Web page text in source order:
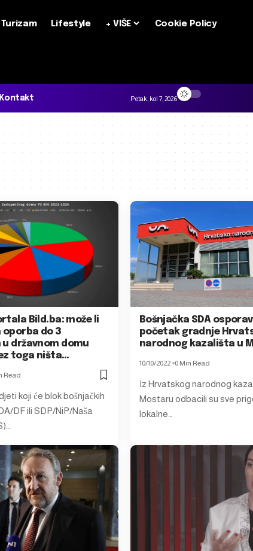
Turizam Lifestyle + VIŠE Cookie Policy
Kontakt Petak, kol 7, 2026
Bild.ba: može li
oporba do 3
državnom domu
toga ništa…
Read
koji će blok bošnjačkih
DF ili SDP/NiP/Naša
Bošnjačka SDA
početak gradnje
narodnog kazališta u
10/10/2022 0 Min Read
Iz Hrvatskog narodnog
Mostaru odbacili su sve
lokalne…